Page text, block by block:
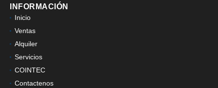
INFORMACIÓN
Inicio
Ventas
Alquiler
Servicios
COINTEC
Contactenos